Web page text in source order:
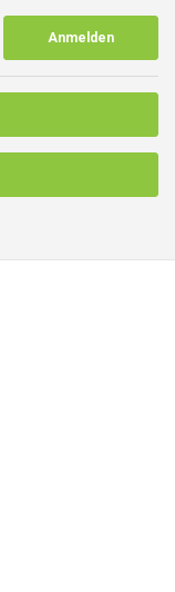
Anmelden